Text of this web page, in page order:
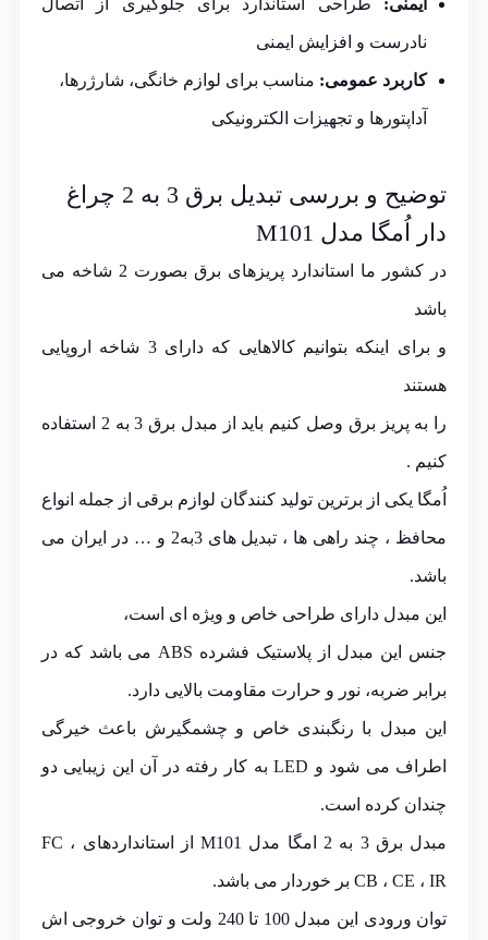
ایمنی: طراحی استاندارد برای جلوگیری از اتصال
نادرست و افزایش ایمنی
کاربرد عمومی: مناسب برای لوازم خانگی، شارژرها،
آداپتورها و تجهیزات الکترونیکی
توضیح و بررسی تبدیل برق 3 به 2 چراغ
دار اُمگا مدل M101
در کشور ما استاندارد پریزهای برق بصورت 2 شاخه می
باشد
و برای اینکه بتوانیم کالاهایی که دارای 3 شاخه اروپایی
هستند
را به پریز برق وصل کنیم باید از مبدل برق 3 به 2 استفاده
کنیم .
اُمگا یکی از برترین تولید کنندگان لوازم برقی از جمله انواع
محافظ ، چند راهی ها ، تبدیل های 3به2 و … در ایران می
باشد.
این مبدل دارای طراحی خاص و ویژه ای است،
جنس این مبدل از پلاستیک فشرده ABS می باشد که در
برابر ضربه، نور و حرارت مقاومت بالایی دارد.
این مبدل با رنگبندی خاص و چشمگیرش باعث خیرگی
اطراف می شود و LED به کار رفته در آن این زیبایی دو
چندان کرده است.
مبدل برق 3 به 2 امگا مدل M101 از استانداردهای FC ،
CB ، CE ، IR بر خوردار می باشد.
توان ورودی این مبدل 100 تا 240 ولت و توان خروجی اش